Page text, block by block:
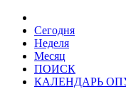
Сегодня
Неделя
Месяц
ПОИСК
КАЛЕНДАРЬ